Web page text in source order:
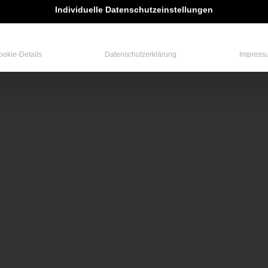
Individuelle Datenschutzeinstellungen
Details Datenschutzerklärung